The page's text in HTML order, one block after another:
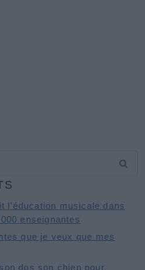
l’éducation musicale dans
enseignantes
que je veux que mes
dos son chien pour